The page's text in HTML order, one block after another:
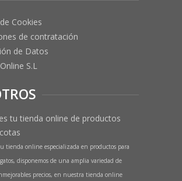
Cookies
de contratación
de Datos
S.L
tu tienda online de productos
tienda online especializada en productos para
disponemos de una amplia variedad de
precios, en nuestra tienda online